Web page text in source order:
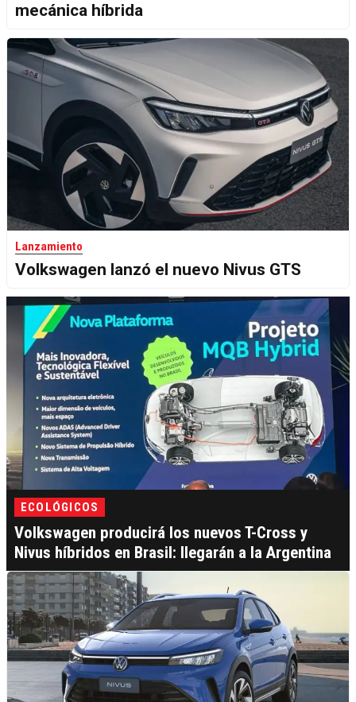
mecánica híbrida
Lanzamiento
Volkswagen lanzó el nuevo Nivus GTS
ECOLÓGICOS
Volkswagen producirá los nuevos T-Cross y
Nivus híbridos en Brasil: llegarán a la Argentina